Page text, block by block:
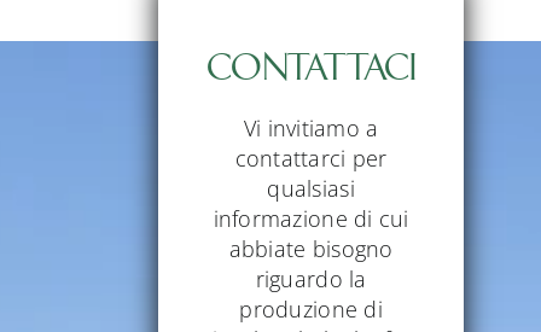
CONTATTACI
Vi invitiamo a
contattarci per
qualsiasi
informazione di cui
abbiate bisogno
riguardo la
produzione di